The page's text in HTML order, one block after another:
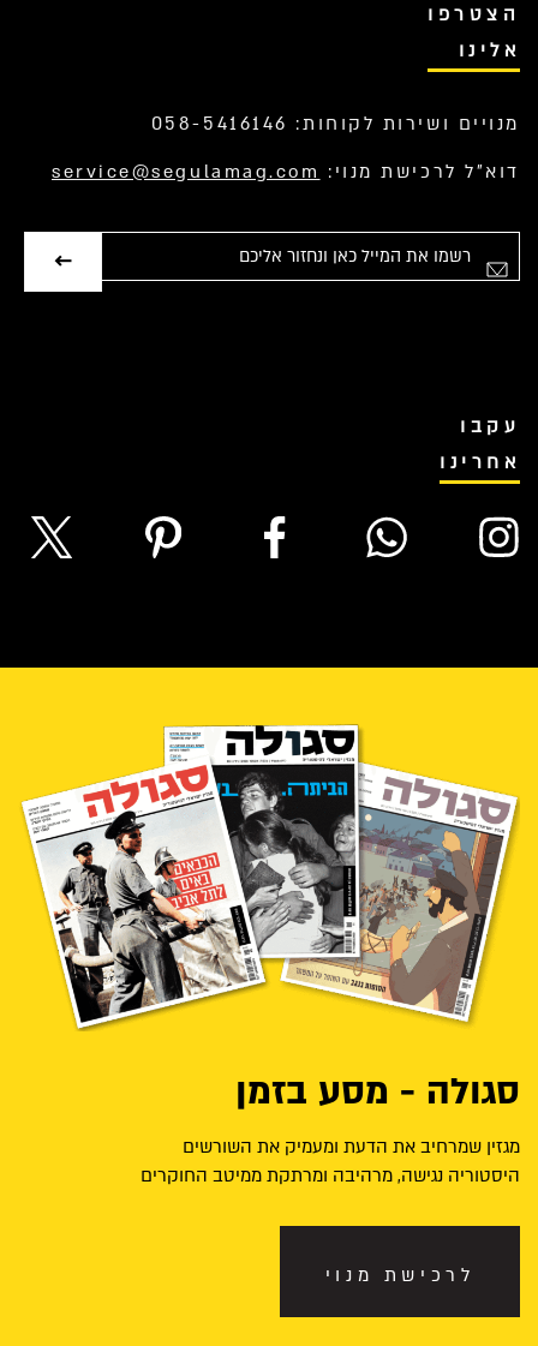
הצטרפו
אלינו
מנויים ושירות לקוחות: 058-5416146
דוא”ל לרכישת מנוי: service@segulamag.com
עקבו
אחרינו
סגולה - מסע בזמן
מגזין שמרחיב את הדעת ומעמיק את השורשים
היסטוריה נגישה, מרהיבה ומרתקת ממיטב החוקרים
לרכישת מנוי